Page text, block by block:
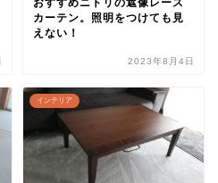
カーテン。照明をつけても見
えない！
2023年8月4日
インテリア